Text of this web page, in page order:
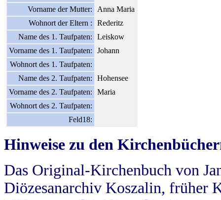
Vorname der Mutter:
Anna Maria
Wohnort der Eltern :
Rederitz
Name des 1. Taufpaten:
Leiskow
Vorname des 1. Taufpaten:
Johann
Wohnort des 1. Taufpaten:
Name des 2. Taufpaten:
Hohensee
Vorname des 2. Taufpaten:
Maria
Wohnort des 2. Taufpaten:
Feld18:
Hinweise zu den
Das Original-Kirchenbuch von
Diözesanarchiv Koszalin, früher